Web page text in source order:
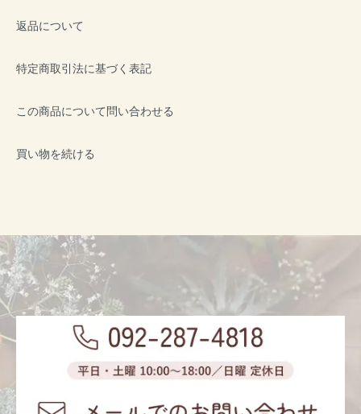
返品について
特定商取引法に基づく表記
この商品について問い合わせる
買い物を続ける